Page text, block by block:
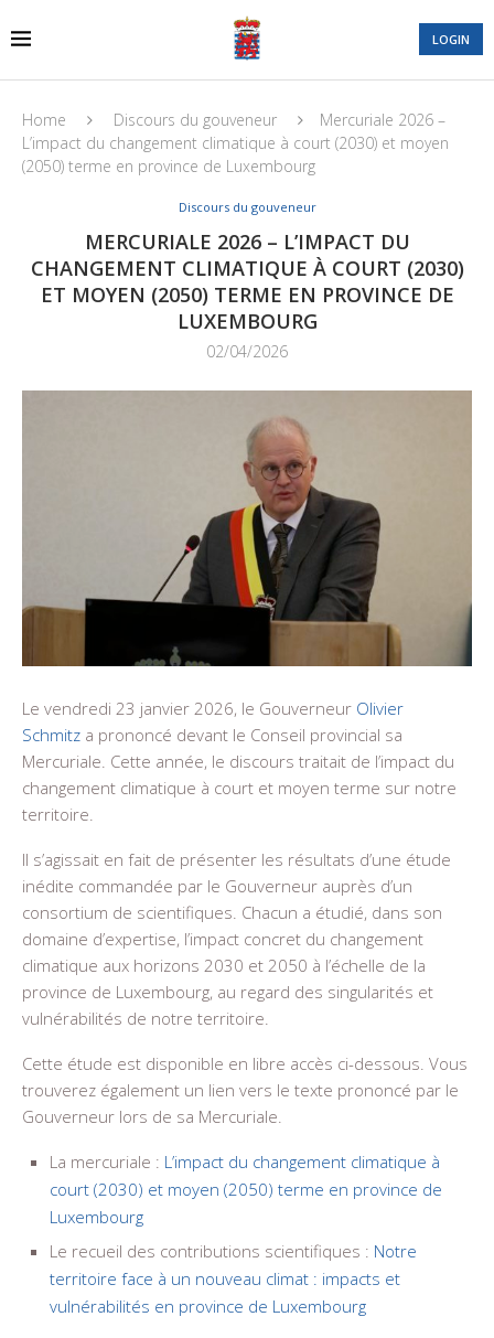
LOGIN
Home Discours du gouveneur
Mercuriale 2026 –
L’impact du changement climatique à court (2030) et moyen
(2050) terme en province de Luxembourg
Discours du gouveneur
MERCURIALE 2026 – L’IMPACT DU
CHANGEMENT CLIMATIQUE À COURT (2030)
ET MOYEN (2050) TERME EN PROVINCE DE
LUXEMBOURG
02/04/2026
Le vendredi 23 janvier 2026, le Gouverneur Olivier
Schmitz a prononcé devant le Conseil provincial sa
Mercuriale. Cette année, le discours traitait de l’impact du
changement climatique à court et moyen terme sur notre
territoire.
Il s’agissait en fait de présenter les résultats d’une étude
inédite commandée par le Gouverneur auprès d’un
consortium de scientifiques. Chacun a étudié, dans son
domaine d’expertise, l’impact concret du changement
climatique aux horizons 2030 et 2050 à l’échelle de la
province de Luxembourg, au regard des singularités et
vulnérabilités de notre territoire.
Cette étude est disponible en libre accès ci-dessous. Vous
trouverez également un lien vers le texte prononcé par le
Gouverneur lors de sa Mercuriale.
La mercuriale : L’impact du changement climatique à
court (2030) et moyen (2050) terme en province de
Luxembourg
Le recueil des contributions scientifiques : Notre
territoire face à un nouveau climat : impacts et
vulnérabilités en province de Luxembourg